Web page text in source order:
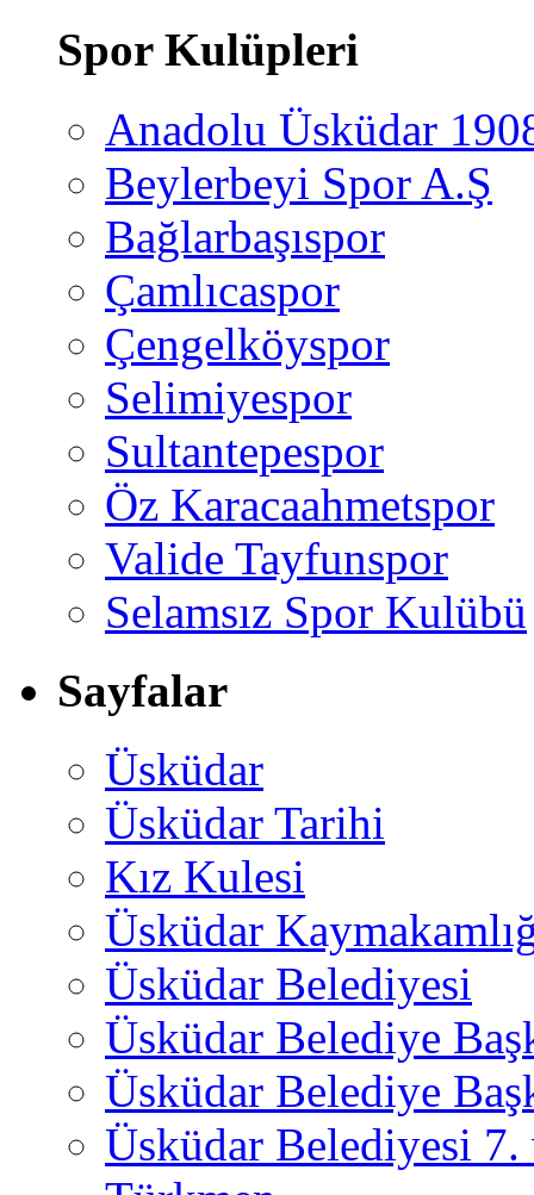
Spor Kulüpleri
Anadolu Üsküdar
Beylerbeyi Spor A.Ş
Bağlarbaşıspor
Çamlıcaspor
Çengelköyspor
Selimiyespor
Sultantepespor
Öz Karacaahmetspor
Valide Tayfunspor
Selamsız Spor Kulübü
Sayfalar
Üsküdar
Üsküdar Tarihi
Kız Kulesi
Üsküdar
Üsküdar Belediyesi
Üsküdar Belediye
Üsküdar Belediye
Üsküdar Belediyesi